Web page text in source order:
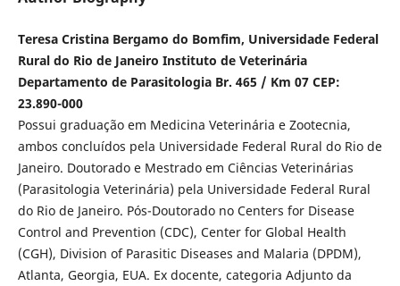
Teresa Cristina Bergamo do Bomfim, Universidade Federal
Rural do Rio de Janeiro Instituto de Veterinária
Departamento de Parasitologia Br. 465 / Km 07 CEP:
23.890-000
Possui graduação em Medicina Veterinária e Zootecnia,
ambos concluídos pela Universidade Federal Rural do Rio de
Janeiro. Doutorado e Mestrado em Ciências Veterinárias
(Parasitologia Veterinária) pela Universidade Federal Rural
do Rio de Janeiro. Pós-Doutorado no Centers for Disease
Control and Prevention (CDC), Center for Global Health
(CGH), Division of Parasitic Diseases and Malaria (DPDM),
Atlanta, Georgia, EUA. Ex docente, categoria Adjunto da